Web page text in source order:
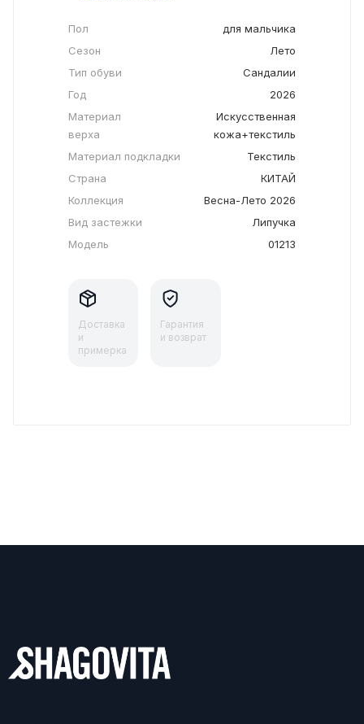
Пол
для мальчика
Сезон
Лето
Тип обуви
Сандалии
Год
2026
Материал
верха
Искусственная
кожа+текстиль
Материал подкладки
Текстиль
Страна
КИТАЙ
Коллекция
Весна-Лето 2026
Вид застежки
Липучка
Модель
01213
Доставка
и
примерка
Гарантия
и возврат